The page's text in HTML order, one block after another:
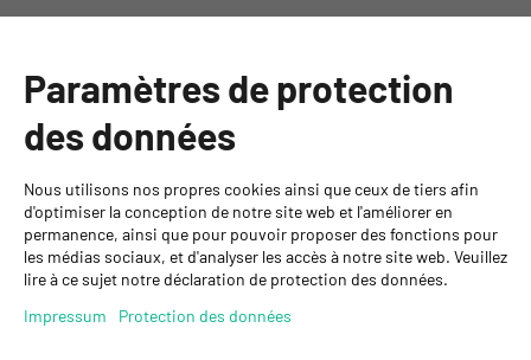
Informations
GYSO SA
Succursale Crissier
Chemin de Closalet 20
1023 Crissier
+41 21 637 70 90
Paramètres de protection
des données
Nous utilisons nos propres cookies ainsi que ceux de tiers afin
d'optimiser la conception de notre site web et l'améliorer en
permanence, ainsi que pour pouvoir proposer des fonctions pour
les médias sociaux, et d'analyser les accès à notre site web. Veuillez
lire à ce sujet notre déclaration de protection des données.
Impressum
Protection des données